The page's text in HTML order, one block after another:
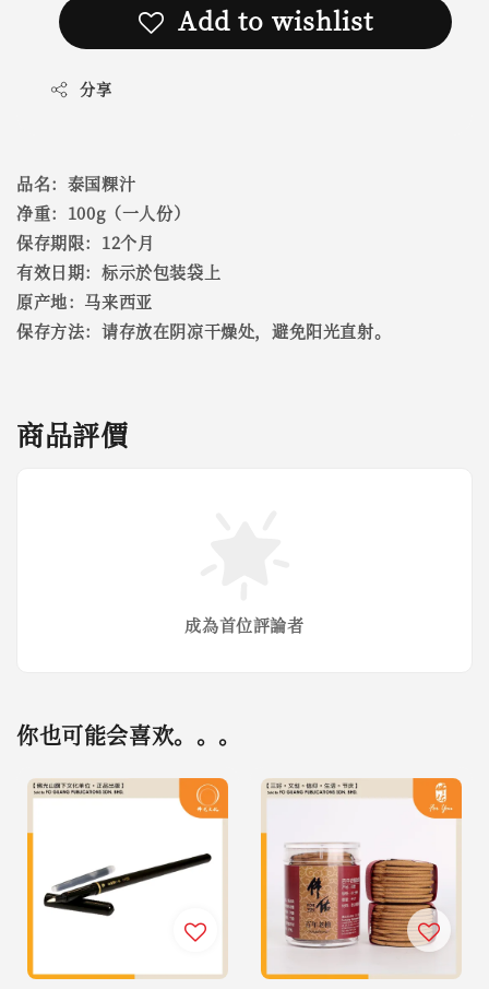
Add to wishlist
分享
品名：泰国粿汁
净重：100g（一人份）
保存期限：12个月
有效日期：标示於包装袋上
原产地：马来西亚
保存方法：请存放在阴凉干燥处，避免阳光直射。
商品評價
成為首位評論者
你也可能会喜欢。。。